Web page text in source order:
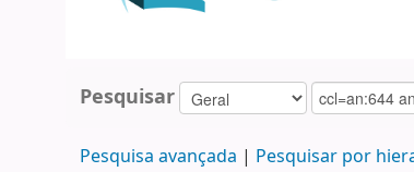
Pesquisar
Pesquisa avançada Pesquisar por